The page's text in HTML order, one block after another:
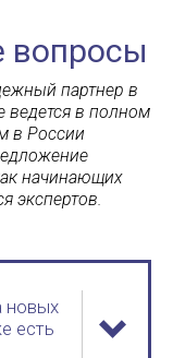
вопросы
партнер в
ведется в полном
в России
начинающих
экспертов.
новых
есть